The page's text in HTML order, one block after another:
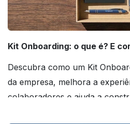
Kit Onboarding: o que é? E
Descubra como um Kit
da empresa, melhora a
colaboradores e ajuda a